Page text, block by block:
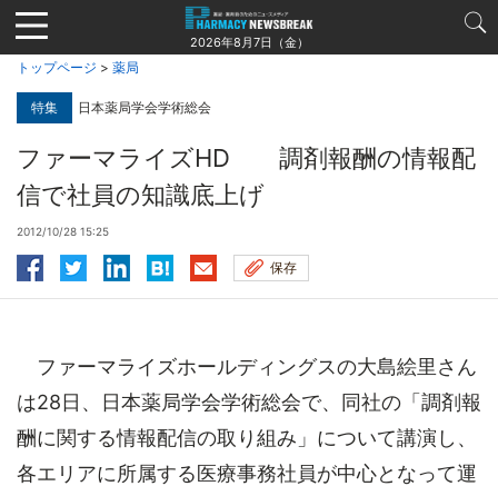
Jump
to
navigation
2026年8月7日（金）
トップページ > 薬局
特集 日本薬局学会学術総会
ファーマライズHD 調剤報酬の情報配
信で社員の知識底上げ
2012/10/28 15:25
保存
ファーマライズホールディングスの大島絵里さん
は28日、日本薬局学会学術総会で、同社の「調剤報
酬に関する情報配信の取り組み」について講演し、
各エリアに所属する医療事務社員が中心となって運